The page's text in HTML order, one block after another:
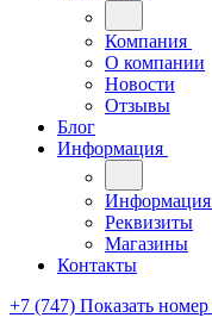
Компания
О компании
Новости
Отзывы
Блог
Информация
Информация
Реквизиты
Магазины
Контакты
+7 (747) Показать номер